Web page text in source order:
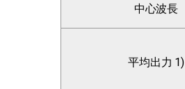
中心波長
平均出力 1)